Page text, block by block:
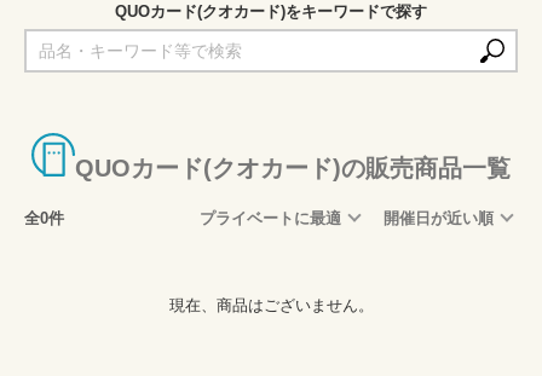
QUOカード(クオカード)をキーワードで探す
QUOカード(クオカード)の販売商品一覧
全0件 プライベートに最適 開催日が近い順
現在、商品はございません。